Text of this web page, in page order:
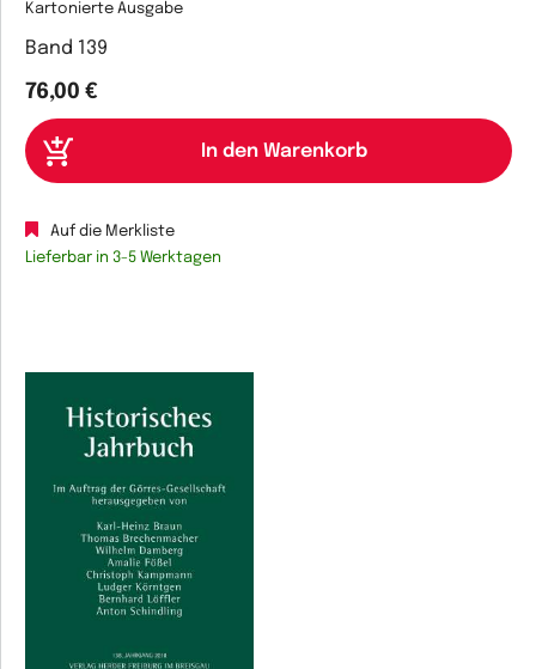
Kartonierte Ausgabe
Band 139
76,00 €
Auf die Merkliste
Lieferbar in 3-5 Werktagen